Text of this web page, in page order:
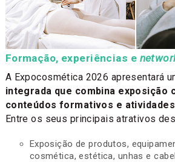
Formação, experiências e
A Expocosmética 2026 apresentará
integrada que combina exposição
conteúdos formativos e
Entre os seus principais atrativos
Exposição de produtos,
cosmética, estética, unhas e